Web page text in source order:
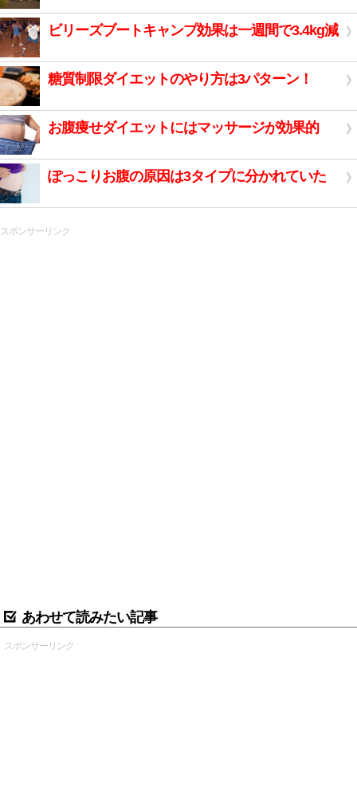
ビリーズブートキャンプ効果は一週間で3.4kg減
糖質制限ダイエットのやり方は3パターン！
お腹痩せダイエットにはマッサージが効果的
ぽっこりお腹の原因は3タイプに分かれていた
スポンサーリンク
あわせて読みたい記事
スポンサーリンク